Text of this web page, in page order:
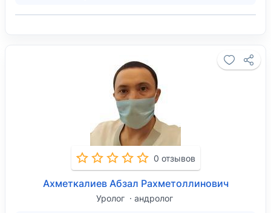
0 отзывов
Ахметкалиев Абзал Рахметоллинович
Уролог андролог